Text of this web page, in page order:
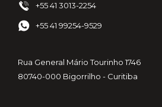
+55 41 3013-2254
+55 41 99254-9529
Rua General Mário Tourinho 1746
80740-000 Bigorrilho - Curitiba